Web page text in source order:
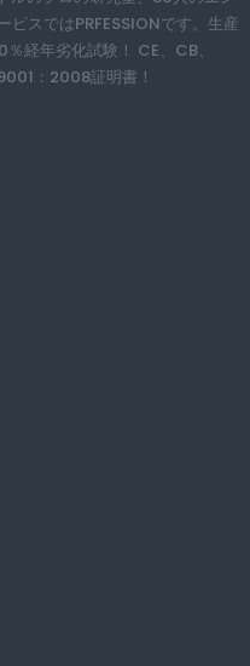
12年以上の経験の専門メーカ
自身のフィルター工場、自身
方メートルのプロの研究室、
、OEMサービスでは
！大量生産のための100％経年
、CCC承認&ISO 9001：